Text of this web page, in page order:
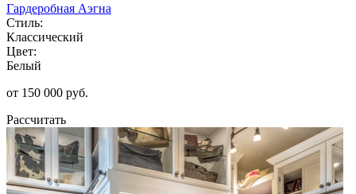
Гардеробная Аэгна
Стиль:
Классический
Цвет:
Белый
от 150 000 руб.
Рассчитать